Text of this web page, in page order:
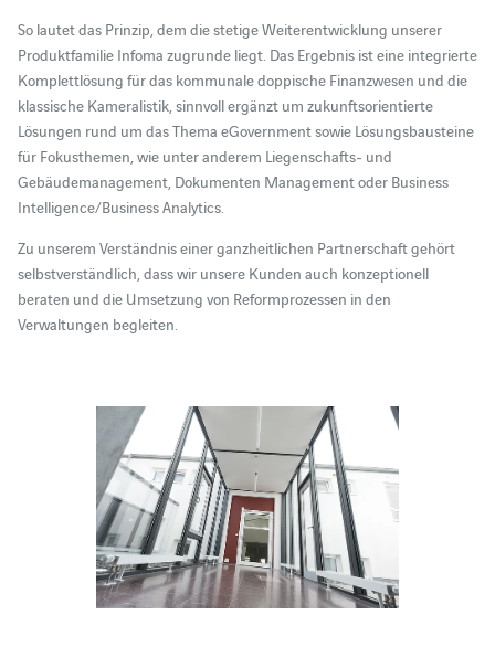
So lautet das Prinzip, dem die stetige Weiterentwicklung unserer
Produktfamilie Infoma zugrunde liegt. Das Ergebnis ist eine integrierte
Komplettlösung für das kommunale doppische Finanzwesen und die
klassische Kameralistik, sinnvoll ergänzt um zukunftsorientierte
Lösungen rund um das Thema eGovernment sowie Lösungsbausteine
für Fokusthemen, wie unter anderem Liegenschafts- und
Gebäudemanagement, Dokumenten Management oder Business
Intelligence/Business Analytics.
Zu unserem Verständnis einer ganzheitlichen Partnerschaft gehört
selbstverständlich, dass wir unsere Kunden auch konzeptionell
beraten und die Umsetzung von Reformprozessen in den
Verwaltungen begleiten.